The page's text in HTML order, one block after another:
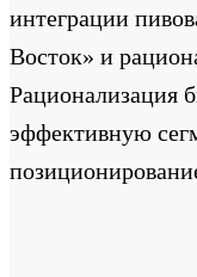
интеграции
Восток» и
Рационализация
эффективную